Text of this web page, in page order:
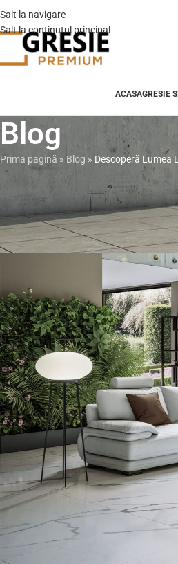
Salt la navigare
Salt la conținutul principal
ACASAGRESIE
Blog
Prima pagină » Blog » Descoperă Lumea
Descoperă